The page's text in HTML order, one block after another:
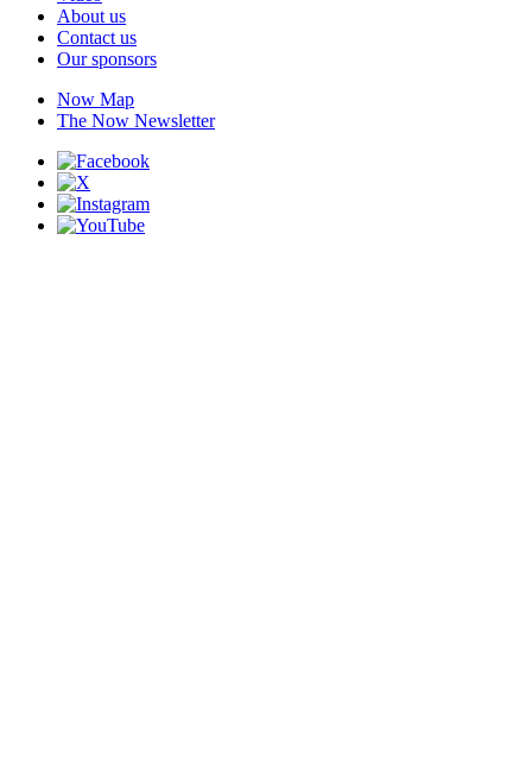
About us
Contact us
Our sponsors
Now Map
The Now Newsletter